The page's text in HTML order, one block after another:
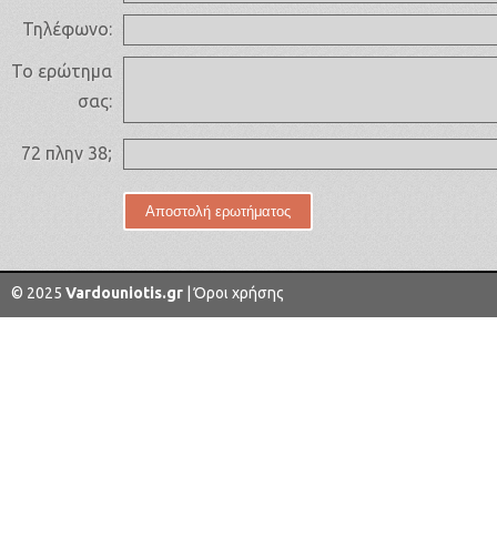
Τηλέφωνο:
Το ερώτημα
σας:
72 πλην 38;
© 2025 Vardouniotis.gr Όροι χρήσης